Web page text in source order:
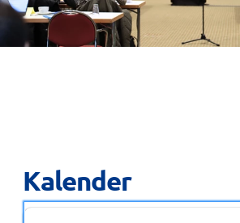
Kalender